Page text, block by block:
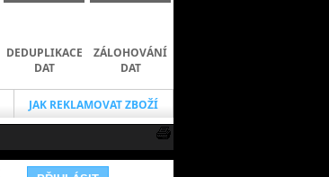
JAK REKLAMOVAT ZBOŽÍ
DEDUPLIKACE
DAT
ZÁLOHOVÁNÍ
DAT